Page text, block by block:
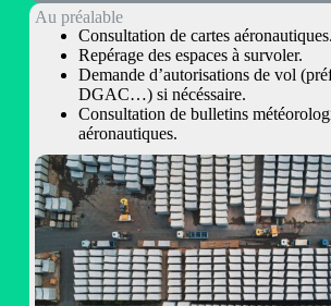
Au préalable
Consultation de cartes aéronautiques.
Repérage des espaces à survoler.
Demande d’autorisations de vol
DGAC…) si nécéssaire.
Consultation de bulletins
aéronautiques.